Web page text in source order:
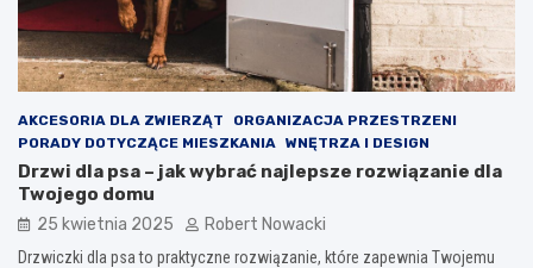
AKCESORIA DLA ZWIERZĄT
ORGANIZACJA PRZESTRZENI
PORADY DOTYCZĄCE MIESZKANIA
WNĘTRZA I DESIGN
Drzwi dla psa – jak wybrać najlepsze rozwiązanie dla
Twojego domu
25 kwietnia 2025 Robert Nowacki
Drzwiczki dla psa to praktyczne rozwiązanie, które zapewnia Twojemu